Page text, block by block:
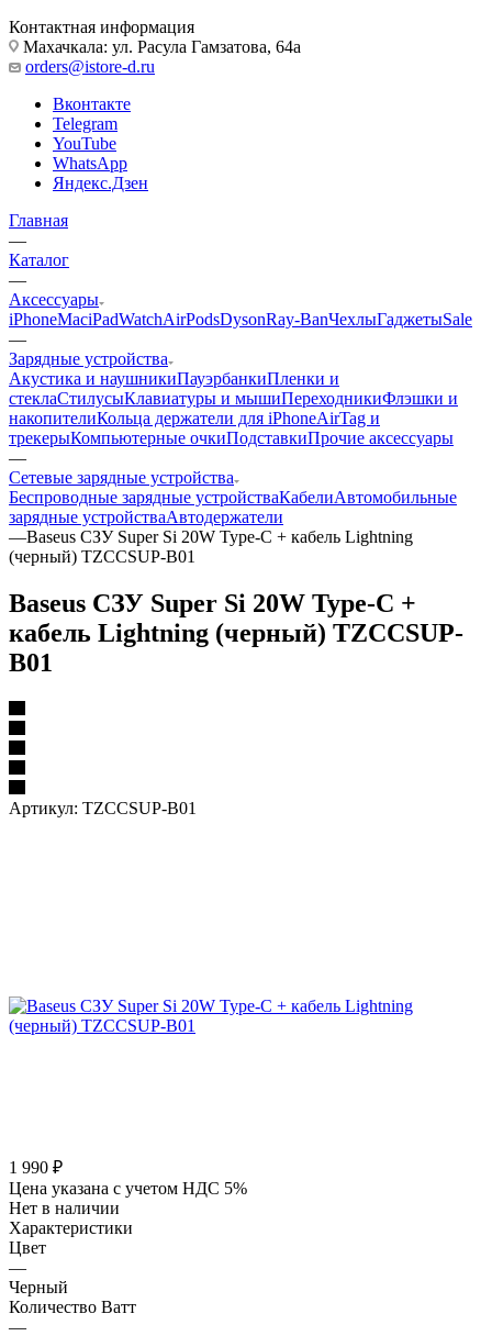
Контактная информация
Махачкала: ул. Расула Гамзатова, 64а
orders@istore-d.ru
Вконтакте
Telegram
YouTube
WhatsApp
Яндекс.Дзен
Главная
—
Каталог
—
Аксессуары
iPhoneMaciPadWatchAirPodsDysonRay-BanЧехлыГаджетыSale
—
Зарядные устройства
Акустика и наушникиПауэрбанкиПленки и
стеклаСтилусыКлавиатуры и мышиПереходникиФлэшки и
накопителиКольца держатели для iPhoneAirTag и
трекерыКомпьютерные очкиПодставкиПрочие аксессуары
—
Сетевые зарядные устройства
Беспроводные зарядные устройстваКабелиАвтомобильные
зарядные устройстваАвтодержатели
—Baseus СЗУ Super Si 20W Type-C + кабель Lightning
(черный) TZCCSUP-B01
Baseus СЗУ Super Si 20W Type-C +
кабель Lightning (черный) TZCCSUP-
B01
Артикул: TZCCSUP-B01
1 990 ₽
Цена указана с учетом НДС 5%
Нет в наличии
Характеристики
Цвет
—
Черный
Количество Ватт
—